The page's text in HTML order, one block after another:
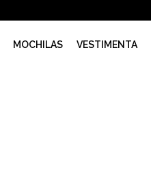
MOCHILAS VESTIMENTA